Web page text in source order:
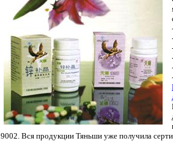
9002. Вся продукции Тяньши уже получила